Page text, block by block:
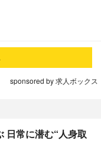
sponsored by 求人ボックス
日常に潜む“人身取